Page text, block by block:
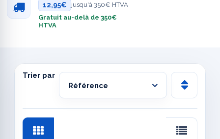
12,95€
jusqu'à 350€ HTVA
Gratuit au-delà de 350€
HTVA
Trier par